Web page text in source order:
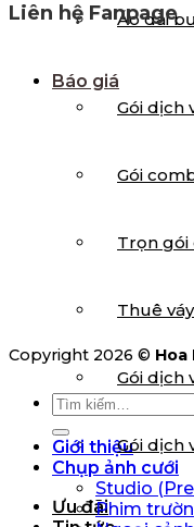
Áo dài
Báo giá
Gói dịch
Gói
Trọn gói
Thuê
Gói dịch
Gói dịch
Ưu đãi
Liên hệ Fanpage
Copyright 2026 © Hoa
Tìm
kiếm:
Giới thiệu
Chụp ảnh cưới
Studio
Phim